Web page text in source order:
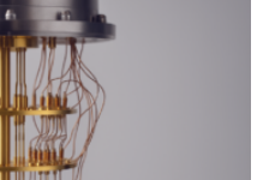
Dies ist der Alltag in
die dieses Jahr 100
die UNESCO 2025 zum
und -
Doch nun hat eine
um den